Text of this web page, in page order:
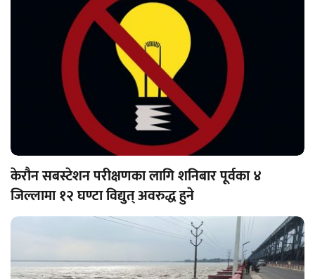
केरौन सबस्टेशन परीक्षणका लागि शनिबार पूर्वका ४
जिल्लामा १२ घण्टा विद्युत् अवरुद्ध हुने